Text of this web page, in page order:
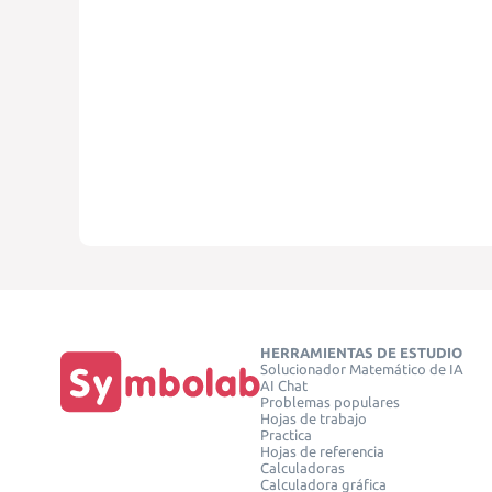
HERRAMIENTAS DE ESTUDIO
Solucionador Matemático de IA
AI Chat
Problemas populares
Hojas de trabajo
Practica
Hojas de referencia
Calculadoras
Calculadora gráfica